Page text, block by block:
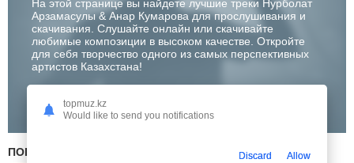
На этой странице вы найдете лучшие треки Нурболат
Арзамасулы & Анар Кумарова для прослушивания и
скачивания. Слушайте онлайн или скачивайте
любимые композиции в высоком качестве. Откройте
для себя творчество одного из самых перспективных
артистов Казахстана!
ПОПУЛЯРНЫЕ ПО АЛФАВИТУ
topmuz.kz
Would like to send you notifications
Discard Allow